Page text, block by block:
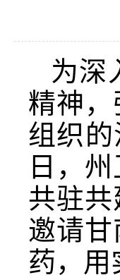
为深
精神
组织
日，
共驻
邀请
药，